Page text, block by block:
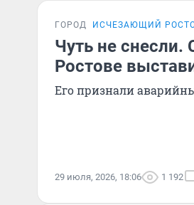
ГОРОД ИСЧЕЗАЮЩИЙ
Чуть не
Ростове
Его признали
29 июля, 2026, 18:06 1 192